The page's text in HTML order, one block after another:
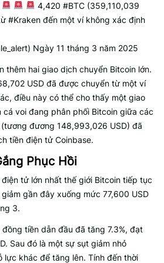
4,420 #BTC (359,110,039
#Kraken đến một ví không xác định
Ngày 11 tháng 3 năm 2025
thêm hai giao dịch chuyển Bitcoin lớn.
USD đã được chuyển từ một ví
điều này có thể cho thấy một giao
cá voi đang phân phối Bitcoin giữa các
đương 148,993,026 USD) đã
tiền điện tử Coinbase.
Phục Hồi
tử lớn nhất thế giới Bitcoin tiếp tục
gần đây xuống mức 77,600 USD
3.
tiền dẫn đầu đã tăng 7.3%, đạt
Sau đó là một sự sụt giảm nhỏ
lực khác để tăng lên. Tính đến thời